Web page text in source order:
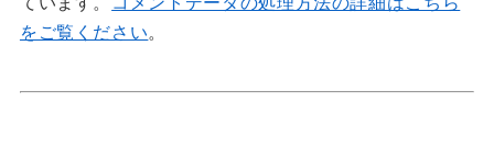
をご覧ください。